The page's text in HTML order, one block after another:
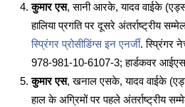
कुमार एस, सानी आरके, यादव वाईके
हालिया प्रगति पर दूसरे अंतर्राष्ट्रीय
स्प्रिंगर प्रोसीडिंग्स इन एनर्जी. स्प्रिंगर
978-981-10-6107-3; हार्डकवर
कुमार एस, खनाल एसके, यादव वाईके
हाल के अग्रिमों पर पहले अंतर्राष्ट्रीय